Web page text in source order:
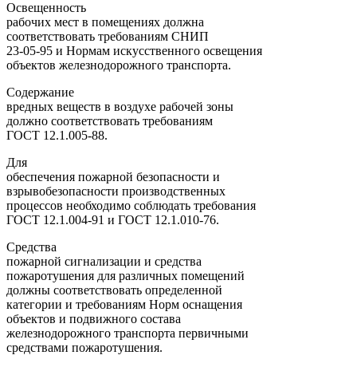
Освещенность
рабочих мест в помещениях должна
соответствовать требованиям СНИП
23-05-95 и Нормам искусственного освещения
объектов железнодорожного транспорта.
Содержание
вредных веществ в воздухе рабочей зоны
должно соответствовать требованиям
ГОСТ 12.1.005-88.
Для
обеспечения пожарной безопасности и
взрывобезопасности производственных
процессов необходимо соблюдать требования
ГОСТ 12.1.004-91 и ГОСТ 12.1.010-76.
Средства
пожарной сигнализации и средства
пожаротушения для различных помещений
должны соответствовать определенной
категории и требованиям Норм оснащения
объектов и подвижного состава
железнодорожного транспорта первичными
средствами пожаротушения.